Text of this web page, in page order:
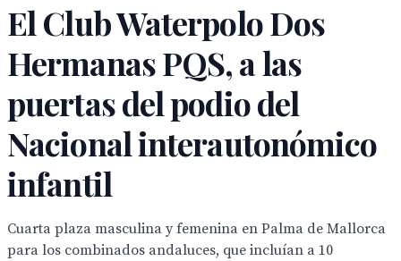
El Club Waterpolo Dos
Hermanas PQS, a las
puertas del podio del
Nacional interautonómico
infantil
Cuarta plaza masculina y femenina en Palma de Mallorca
para los combinados andaluces, que incluían a 10